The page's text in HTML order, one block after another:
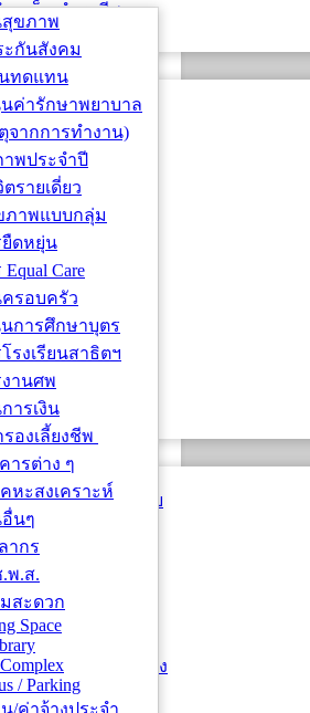
เหน็ญดำรงชีพ
าชทานเพลิงศพ
ยวิชาการ
าวิทยาลัย
เศษ)
ยปฏิบัติการ
บอก A B C
าญ ต้น / กลาง / สูง
บประมาณแผ่นดิน
ลเรือนดีเด่น
ด่น ปขมท.
นักงานมหาวิทยาลัย
าม
าราชการและลูกจ้าง
สุขภาพ
กันสังคม
ทดแทน
ค่ารักษาพยาบาล
จากการทำงาน)
พประจำปี
รายเดี่ยว
ภาพแบบกลุ่ม
ยืดหยุ่น
Care
รอบครัว
การศึกษาบุตร
รงเรียนสาธิตฯ
านศพ
ารเงิน
องเลี้ยงชีพ
ารต่าง ๆ
คหะสงเคราะห์
นๆ
ากร
พ.ส.
สะดวก
Space
/ Parking
/ค่าจ้างประจำ